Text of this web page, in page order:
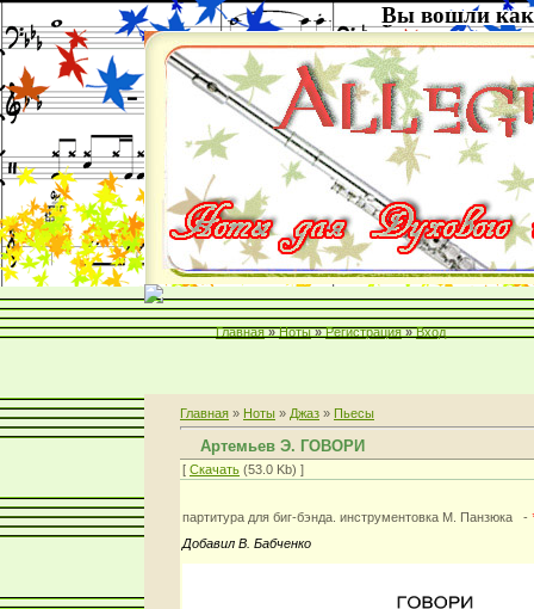
Вы вошли как
Главная » Ноты » Регистрация » Вход
Главная » Ноты » Джаз » Пьесы
Артемьев Э. ГОВОРИ
[ Скачать (53.0 Kb) ]
партитура для биг-бэнда. инструментовка М. Панзюка -
Добавил В. Бабченко